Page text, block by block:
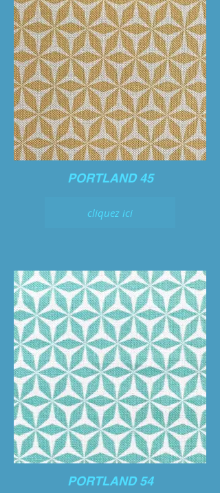
PORTLAND 45
cliquez ici
PORTLAND 54